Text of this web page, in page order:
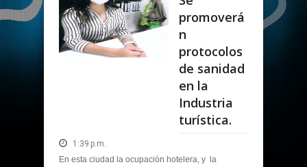
promoverá
n
protocolos
de sanidad
en la
Industria
turística.
1:39 p.m.
En esta ciudad la ocupación hotelera, y la